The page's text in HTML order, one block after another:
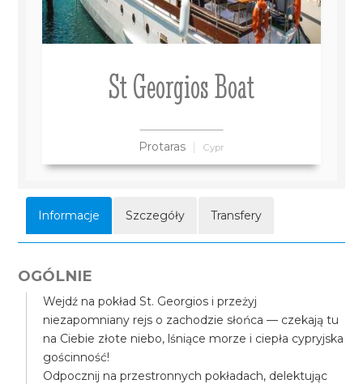
St Georgios Boat
Protaras Cypr
Informacje Szczegóły Transfery
OGÓLNIE
Wejdź na pokład St. Georgios i przeżyj
niezapomniany rejs o zachodzie słońca — czekają tu
na Ciebie złote niebo, lśniące morze i ciepła cypryjska
gościnność!
Odpocznij na przestronnych pokładach, delektując